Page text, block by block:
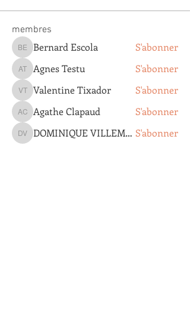
membres
Bernard Escola
Bernard Escola S'abonner
Agnes Testu
Agnes Testu S'abonner
Valentine Tixador
Valentine Tixador S'abonner
Agathe Clapaud
Agathe Clapaud S'abonner
DOMINIQUE VILLEMOT DOMINIQUE VILLEMOT S'abonner